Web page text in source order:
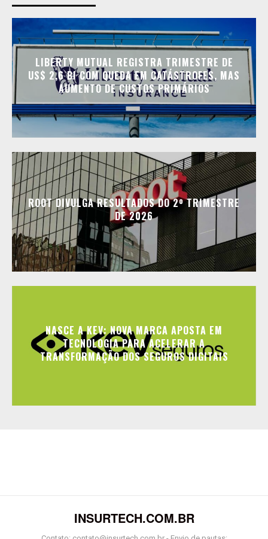
LIBERTY MUTUAL REGISTRA TRIMESTRE DE
US$ 2,6 BI COM QUEDA EM CATÁSTROFES, MAS
AUMENTO DE CUSTOS PRIMÁRIOS
ROOT DIVULGA RESULTADOS DO 2º TRIMESTRE
DE 2026
NASCE A KEV: NOVA MARCA APOSTA EM
TECNOLOGIA PARA ACELERAR A
TRANSFORMAÇÃO DOS SEGUROS DIGITAIS
INSURTECH.COM.BR